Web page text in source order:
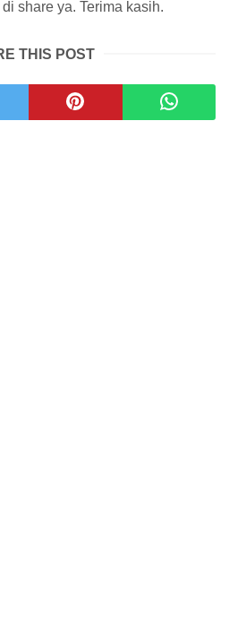
share ya. Terima kasih.
THIS POST